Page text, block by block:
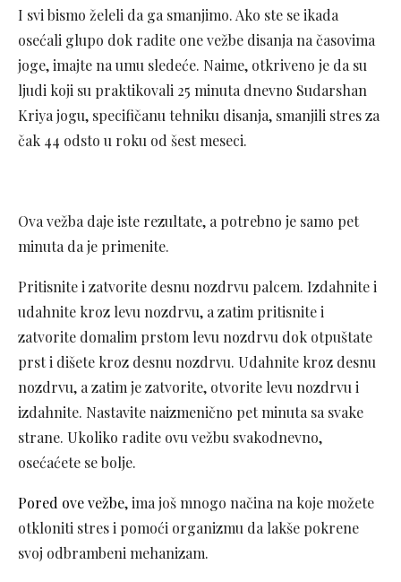
I svi bismo želeli da ga smanjimo. Ako ste se ikada
osećali glupo dok radite one vežbe disanja na časovima
joge, imajte na umu sledeće. Naime, otkriveno je da su
ljudi koji su praktikovali 25 minuta dnevno Sudarshan
Kriya jogu, specifičanu tehniku disanja, smanjili stres za
čak 44 odsto u roku od šest meseci.
Ova vežba daje iste rezultate, a potrebno je samo pet
minuta da je primenite.
Pritisnite i zatvorite desnu nozdrvu palcem. Izdahnite i
udahnite kroz levu nozdrvu, a zatim pritisnite i
zatvorite domalim prstom levu nozdrvu dok otpuštate
prst i dišete kroz desnu nozdrvu. Udahnite kroz desnu
nozdrvu, a zatim je zatvorite, otvorite levu nozdrvu i
izdahnite. Nastavite naizmenično pet minuta sa svake
strane. Ukoliko radite ovu vežbu svakodnevno,
osećaćete se bolje.
Pored ove vežbe, ima još mnogo načina na koje možete
otkloniti stres i pomoći organizmu da lakše pokrene
svoj odbrambeni mehanizam.